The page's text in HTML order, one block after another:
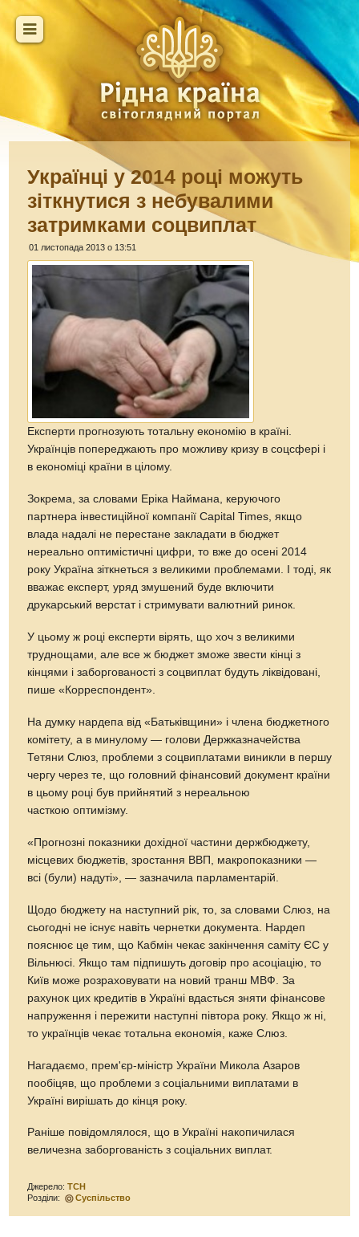
Українці у 2014 році можуть
зіткнутися з небувалими
затримками соцвиплат
01 листопада 2013 о 13:51
Експерти прогнозують тотальну економію в країні.
Українців попереджають про можливу кризу в соцсфері і
в економіці країни в цілому.
Зокрема, за словами Еріка Наймана, керуючого
партнера інвестиційної компанії Capital Times, якщо
влада надалі не перестане закладати в бюджет
нереально оптимістичні цифри, то вже до осені 2014
року Україна зіткнеться з великими проблемами. І тоді, як
вважає експерт, уряд змушений буде включити
друкарський верстат і стримувати валютний ринок.
У цьому ж році експерти вірять, що хоч з великими
труднощами, але все ж бюджет зможе звести кінці з
кінцями і заборгованості з соцвиплат будуть ліквідовані,
пише «Корреспондент».
На думку нардепа від «Батьківщини» і члена бюджетного
комітету, а в минулому — голови Держказначейства
Тетяни Слюз, проблеми з соцвиплатами виникли в першу
чергу через те, що головний фінансовий документ країни
в цьому році був прийнятий з нереальною
часткою оптимізму.
«Прогнозні показники дохідної частини держбюджету,
місцевих бюджетів, зростання ВВП, макропоказники —
всі (були) надуті», — зазначила парламентарій.
Щодо бюджету на наступний рік, то, за словами Слюз, на
сьогодні не існує навіть чернетки документа. Нардеп
пояснює це тим, що Кабмін чекає закінчення саміту ЄС у
Вільнюсі. Якщо там підпишуть договір про асоціацію, то
Київ може розраховувати на новий транш МВФ. За
рахунок цих кредитів в Україні вдасться зняти фінансове
напруження і пережити наступні півтора року. Якщо ж ні,
то українців чекає тотальна економія, каже Слюз.
Нагадаємо, прем'єр-міністр України Микола Азаров
пообіцяв, що проблеми з соціальними виплатами в
Україні вирішать до кінця року.
Раніше повідомлялося, що в Україні накопичилася
величезна заборгованість з соціальних виплат.
Джерело:ТСН
Розділи:
Суспільство